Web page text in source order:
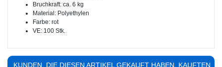
Bruchkraft: ca. 6 kg
Material: Polyethylen
Farbe: rot
VE: 100 Stk.
KUNDEN, DIE DIESEN ARTIKEL GEKAUFT HABEN, KAUFTEN